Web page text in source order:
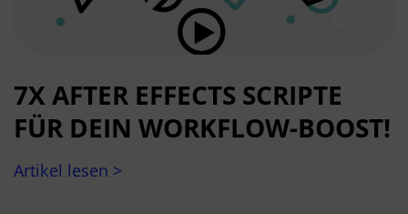
7X AFTER EFFECTS SCRIPTE
FÜR DEIN WORKFLOW-BOOST!
Artikel lesen >